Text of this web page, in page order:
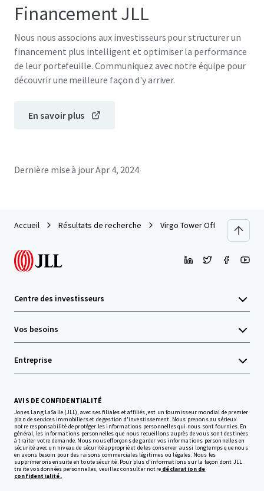
Financement JLL
Nous nous associons aux investisseurs pour structurer un
financement plus intelligent et optimiser la performance
de leur portefeuille. Communiquez avec notre équipe pour
découvrir une meilleure façon d'y arriver.
En savoir plus
Dernière mise à jourApr 4, 2024
Accueil Résultats de recherche Virgo Tower Office Building
Centre des investisseurs
Vos besoins
Entreprise
AVIS DE CONFIDENTIALITÉ
Jones Lang LaSalle (JLL), avec ses filiales et affiliés, est un fournisseur mondial de premier
plan de services immobiliers et de gestion d'investissement. Nous prenons au sérieux
notre responsabilité de protéger les informations personnelles qui nous sont fournies. En
général, les informations personnelles que nous recueillons auprès de vous sont destinées
à traiter votre demande. Nous nous efforçons de garder vos informations personnelles en
sécurité avec un niveau de sécurité approprié et de les conserver aussi longtemps que nous
en avons besoin pour des raisons commerciales légitimes ou légales. Nous les
supprimerons ensuite en toute sécurité. Pour plus d'informations sur la façon dont JLL
traite vos données personnelles, veuillez consulter notredéclaration de
confidentialité.